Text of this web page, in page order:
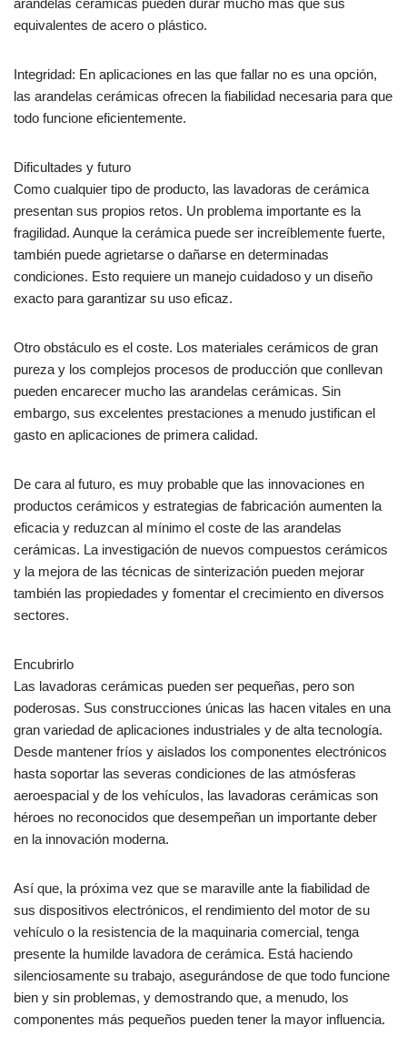
arandelas cerámicas pueden durar mucho más que sus
equivalentes de acero o plástico.
Integridad: En aplicaciones en las que fallar no es una opción,
las arandelas cerámicas ofrecen la fiabilidad necesaria para que
todo funcione eficientemente.
Dificultades y futuro
Como cualquier tipo de producto, las lavadoras de cerámica
presentan sus propios retos. Un problema importante es la
fragilidad. Aunque la cerámica puede ser increíblemente fuerte,
también puede agrietarse o dañarse en determinadas
condiciones. Esto requiere un manejo cuidadoso y un diseño
exacto para garantizar su uso eficaz.
Otro obstáculo es el coste. Los materiales cerámicos de gran
pureza y los complejos procesos de producción que conllevan
pueden encarecer mucho las arandelas cerámicas. Sin
embargo, sus excelentes prestaciones a menudo justifican el
gasto en aplicaciones de primera calidad.
De cara al futuro, es muy probable que las innovaciones en
productos cerámicos y estrategias de fabricación aumenten la
eficacia y reduzcan al mínimo el coste de las arandelas
cerámicas. La investigación de nuevos compuestos cerámicos
y la mejora de las técnicas de sinterización pueden mejorar
también las propiedades y fomentar el crecimiento en diversos
sectores.
Encubrirlo
Las lavadoras cerámicas pueden ser pequeñas, pero son
poderosas. Sus construcciones únicas las hacen vitales en una
gran variedad de aplicaciones industriales y de alta tecnología.
Desde mantener fríos y aislados los componentes electrónicos
hasta soportar las severas condiciones de las atmósferas
aeroespacial y de los vehículos, las lavadoras cerámicas son
héroes no reconocidos que desempeñan un importante deber
en la innovación moderna.
Así que, la próxima vez que se maraville ante la fiabilidad de
sus dispositivos electrónicos, el rendimiento del motor de su
vehículo o la resistencia de la maquinaria comercial, tenga
presente la humilde lavadora de cerámica. Está haciendo
silenciosamente su trabajo, asegurándose de que todo funcione
bien y sin problemas, y demostrando que, a menudo, los
componentes más pequeños pueden tener la mayor influencia.